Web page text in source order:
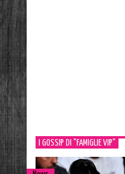
I GOSSIP DI "FAMIGLIE VIP"